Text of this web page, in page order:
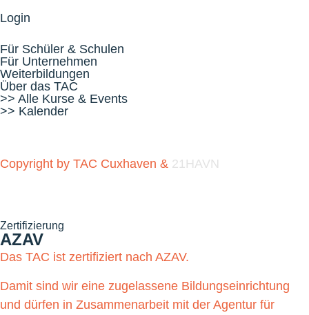
Login
Für Schüler & Schulen
Für Unternehmen
Weiterbildungen
Über das TAC
>> Alle Kurse & Events
>> Kalender
Copyright by TAC Cuxhaven & 21HAVN
Zertifizierung
AZAV
Das TAC ist zertifiziert nach AZAV.
Damit sind wir eine zugelassene Bildungseinrichtung
und dürfen in Zusammenarbeit mit der Agentur für